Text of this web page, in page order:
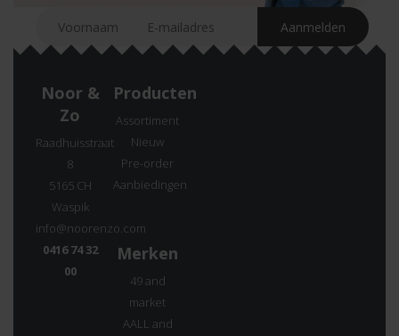
Noor &
Zo
Raadhuisstraat
8
5165 CH
Waspik
info@noorenzo.com
0416 74 32
00
Producten
Assortiment
Nieuw
Pre-order
Aanbiedingen
Merken
49 and
market
AALL and